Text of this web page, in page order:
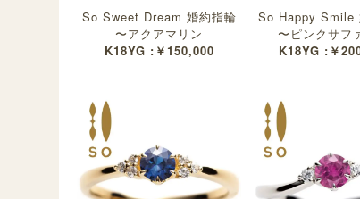
So Sweet Dream 婚約指輪
〜アクアマリン
K18YG :￥150,000
So Happy Smile
〜ピンクサフ
K18YG :￥